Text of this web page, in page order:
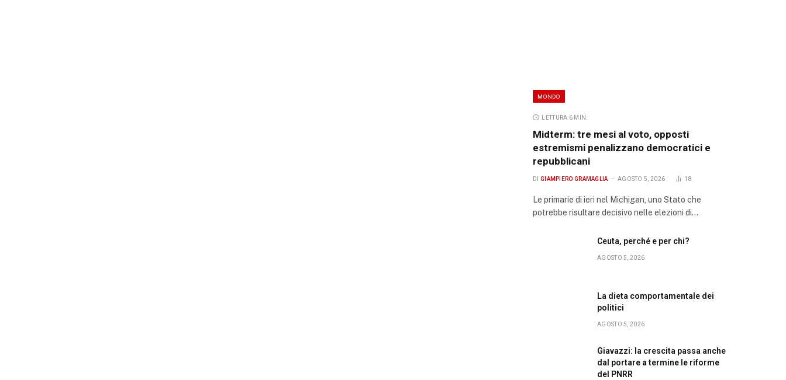
MONDO
LETTURA 6 MIN.
Midterm: tre mesi al voto, opposti
estremismi penalizzano democratici e
repubblicani
DI GIAMPIERO GRAMAGLIA AGOSTO 5, 2026 18
Le primarie di ieri nel Michigan, uno Stato che
potrebbe risultare decisivo nelle elezioni di…
Ceuta, perché e per chi?
AGOSTO 5, 2026
La dieta comportamentale dei
politici
AGOSTO 5, 2026
Giavazzi: la crescita passa anche
dal portare a termine le riforme
del PNRR